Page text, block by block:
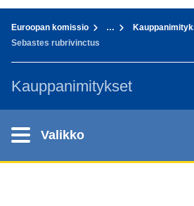
Euroopan komissio …
Sebastes rubrivinctus
Kauppanimitykset
Valikko